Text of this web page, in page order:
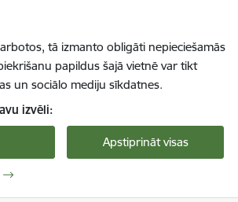
tā izmanto obligāti nepieciešamās
papildus šajā vietnē var tikt
un sociālo mediju sīkdatnes.
izvēli:
Apstiprināt visas